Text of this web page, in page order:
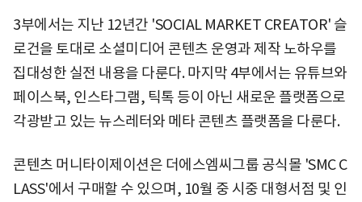
3부에서는 지난 12년간 'SOCIAL MARKET CREATOR' 슬
로건을 토대로 소셜미디어 콘텐츠 운영과 제작 노하우를
집대성한 실전 내용을 다룬다. 마지막 4부에서는 유튜브와
페이스북, 인스타그램, 틱톡 등이 아닌 새로운 플랫폼으로
각광받고 있는 뉴스레터와 메타 콘텐츠 플랫폼을 다룬다.
콘텐츠 머니타이제이션은 더에스엠씨그룹 공식몰 'SMC C
LASS'에서 구매할 수 있으며, 10월 중 시중 대형서점 및 인